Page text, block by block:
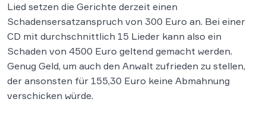
Lied setzen die Gerichte derzeit einen
Schadensersatzanspruch von 300 Euro an. Bei einer
CD mit durchschnittlich 15 Lieder kann also ein
Schaden von 4500 Euro geltend gemacht werden.
Genug Geld, um auch den Anwalt zufrieden zu stellen,
der ansonsten für 155,30 Euro keine Abmahnung
verschicken würde.